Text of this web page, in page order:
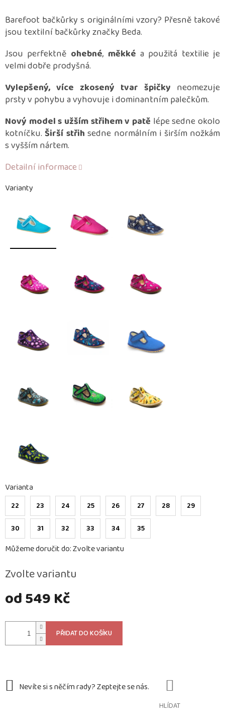
od549 Kč
cena:
Zvolte variantu
Varianty
Varianta
22 23 24 25 26 27 28 29
30 31 32 33 34 35
Můžeme doručit do:Zvolte variantu
PŘIDAT DO KOŠÍKU
Barefoot bačkůrky s originálními vzory? Přesně takové
jsou textilní bačkůrky značky Beda.
Jsou perfektně ohebné, měkké a použitá textilie je
velmi dobře prodyšná.
Vylepšený, více zkosený tvar špičky neomezuje
prsty v pohybu a vyhovuje i dominantním palečkům.
Nový model s užším střihem v patě lépe sedne okolo
kotníčku. Širší střih sedne normálním i širším nožkám
s vyšším nártem.
Detailní informace
HLÍDAT